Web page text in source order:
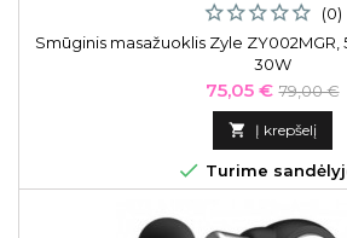
(0)
Smūginis masažuoklis Zyle ZY002MGR,
30W
Kaina
75,05 € Bazinė
kaina
79,00 €
 Į krepšelį
 Turime